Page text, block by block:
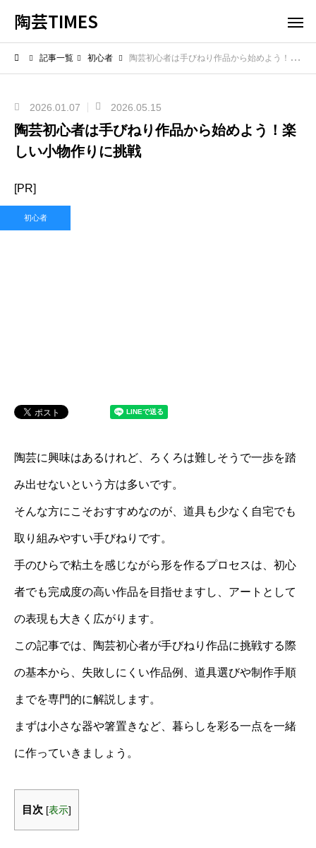
陶芸TIMES
記事一覧 初心者 陶芸初心者は手びねり作品から始めよう！楽しい小物作りに挑戦
2026.01.07 2026.05.15
陶芸初心者は手びねり作品から始めよう！楽
しい小物作りに挑戦
[PR]
初心者
陶芸に興味はあるけれど、ろくろは難しそうで一歩を踏
み出せないという方は多いです。
そんな方にこそおすすめなのが、道具も少なく自宅でも
取り組みやすい手びねりです。
手のひらで粘土を感じながら形を作るプロセスは、初心
者でも完成度の高い作品を目指せますし、アートとして
の表現も大きく広がります。
この記事では、陶芸初心者が手びねり作品に挑戦する際
の基本から、失敗しにくい作品例、道具選びや制作手順
までを専門的に解説します。
まずは小さな器や箸置きなど、暮らしを彩る一点を一緒
に作っていきましょう。
目次 [表示]